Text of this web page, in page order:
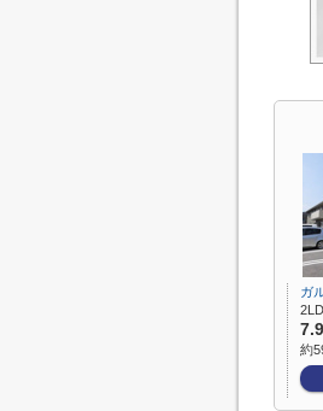
ガ
7.9
約